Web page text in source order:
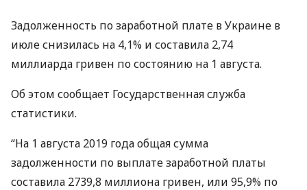
Задолженность по заработной плате в Украине в
июле снизилась на 4,1% и составила 2,74
миллиарда гривен по состоянию на 1 августа.
Об этом сообщает Государственная служба
статистики.
“На 1 августа 2019 года общая сумма
задолженности по выплате заработной платы
составила 2739,8 миллиона гривен, или 95,9% по